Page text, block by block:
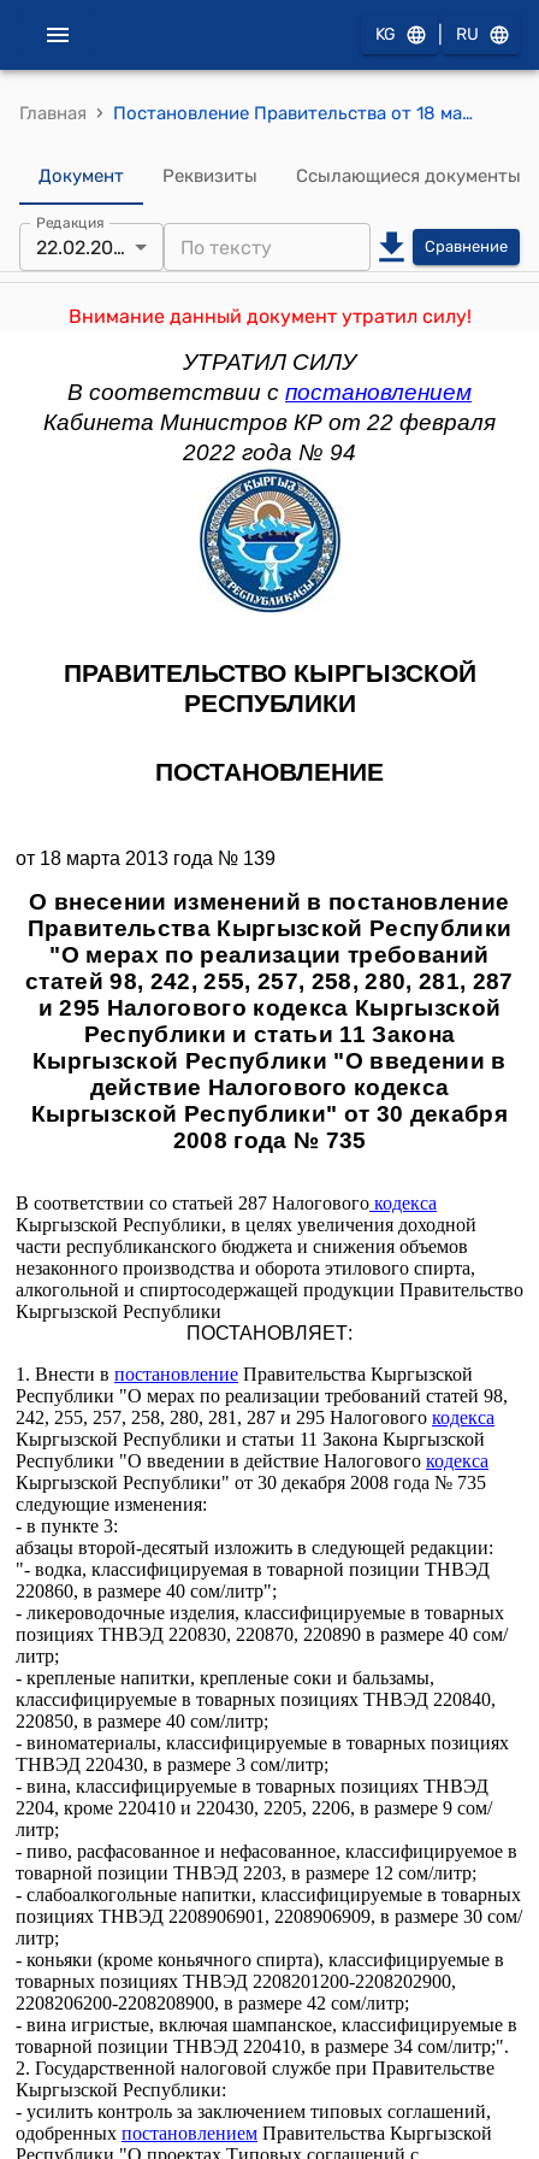
KG RU
Главная › Постановление Правительства от 18 марта 2013 года № 139 "О внесении изменений в постановление Правительства Кыргызской Республики "О мерах по реализации требований статей 98, 242, 255, 257, 258, 280, 281, 287 и 295 Налогового кодекса Кыргызской Республики и статьи 11 Закона Кыргызской Республики "О введении в действие Налогового кодекса Кыргызской Республики" от 30 декабря 2008 года № 735"
Документ Реквизиты Ссылающиеся документы
Редакция
22.02.2022 Сравнение
Внимание данный документ утратил силу!